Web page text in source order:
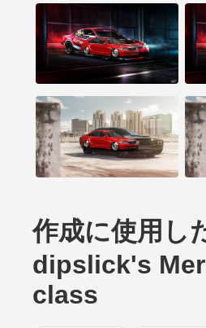
作成に使用し
dipslick's
class